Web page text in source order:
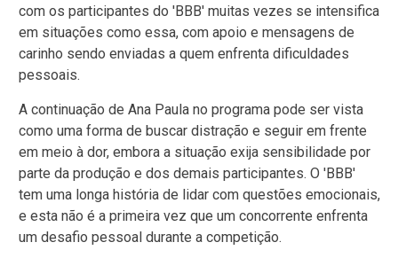
com os participantes do 'BBB' muitas vezes se intensifica
em situações como essa, com apoio e mensagens de
carinho sendo enviadas a quem enfrenta dificuldades
pessoais.
A continuação de Ana Paula no programa pode ser vista
como uma forma de buscar distração e seguir em frente
em meio à dor, embora a situação exija sensibilidade por
parte da produção e dos demais participantes. O 'BBB'
tem uma longa história de lidar com questões emocionais,
e esta não é a primeira vez que um concorrente enfrenta
um desafio pessoal durante a competição.